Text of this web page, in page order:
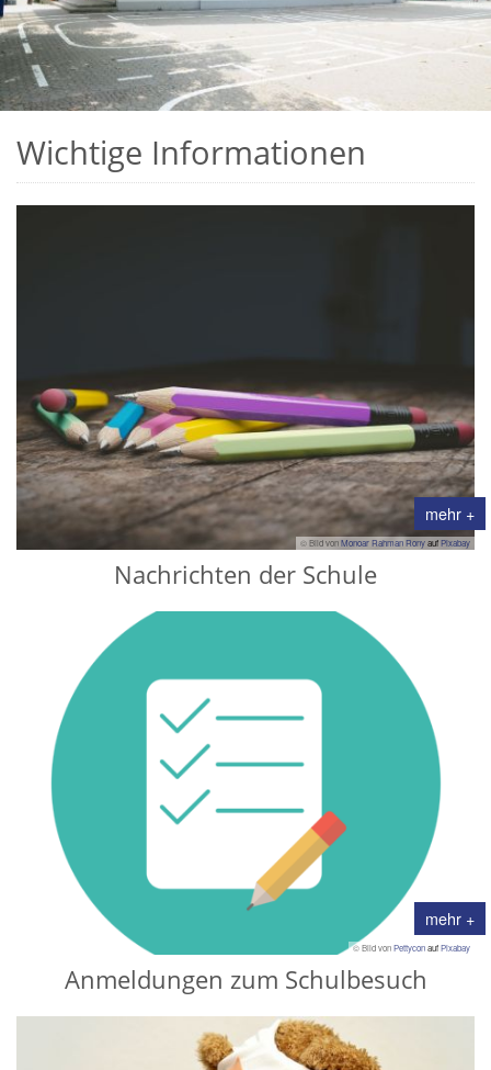
Wichtige Informationen
mehr +
© Bild vonMonoar Rahman RonyaufPixabay
Nachrichten der Schule
mehr +
© Bild vonPettyconaufPixabay
Anmeldungen zum Schulbesuch